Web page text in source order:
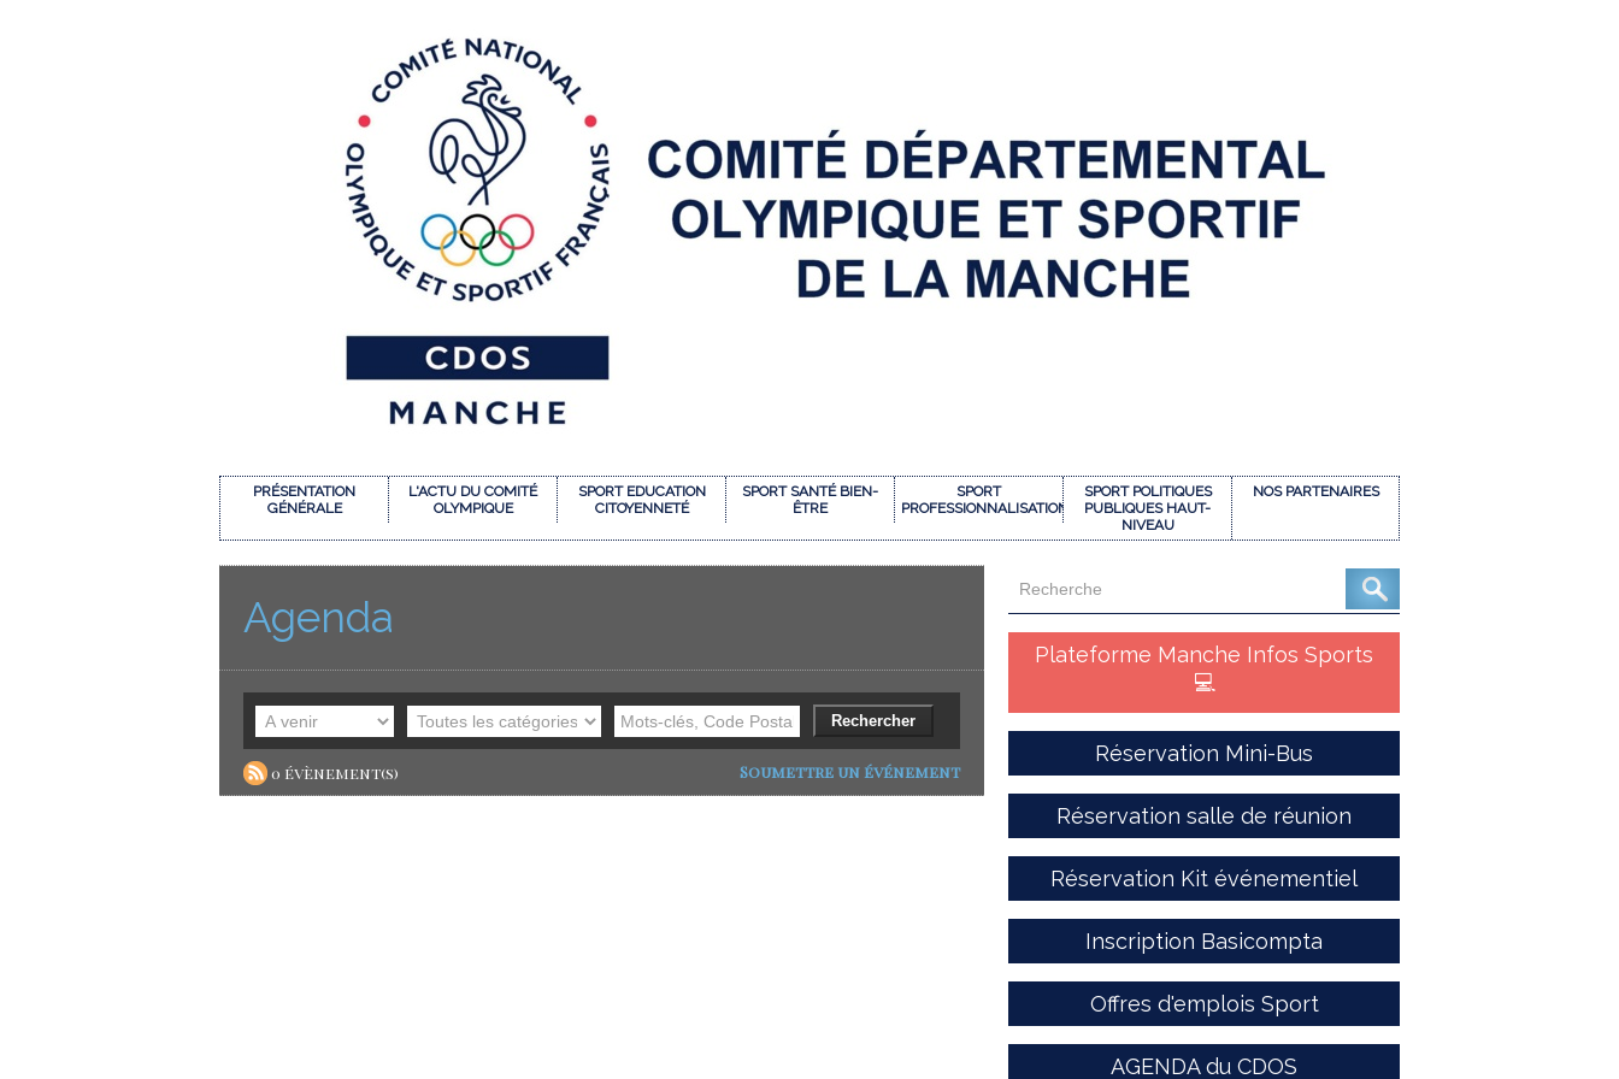
PRÉSENTATION
GÉNÉRALE
L'ACTU DU COMITÉ
OLYMPIQUE
SPORT EDUCATION
CITOYENNETÉ
SPORT SANTÉ BIEN-
ÊTRE
SPORT
PROFESSIONNALISATION
SPORT POLITIQUES
PUBLIQUES HAUT-
NIVEAU
NOS PARTENAIRES
Agenda
0 évènement(s) Soumettre un événement
Plateforme Manche Infos Sports
💻
Réservation Mini-Bus
Réservation salle de réunion
Réservation Kit événementiel
Inscription Basicompta
Offres d'emplois Sport
AGENDA du CDOS